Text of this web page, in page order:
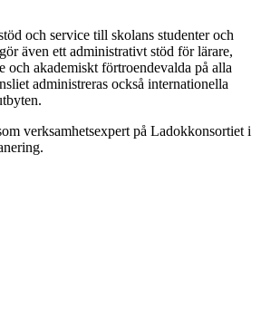
och service till skolans studenter och
även ett administrativt stöd för lärare,
och akademiskt förtroendevalda på alla
administreras också internationella
verksamhetsexpert på Ladokkonsortiet i